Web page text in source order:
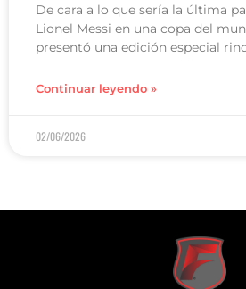
De cara a lo que sería la última
Lionel Messi en una copa del
presentó una edición especial
Continuar leyendo »
02/06/2026